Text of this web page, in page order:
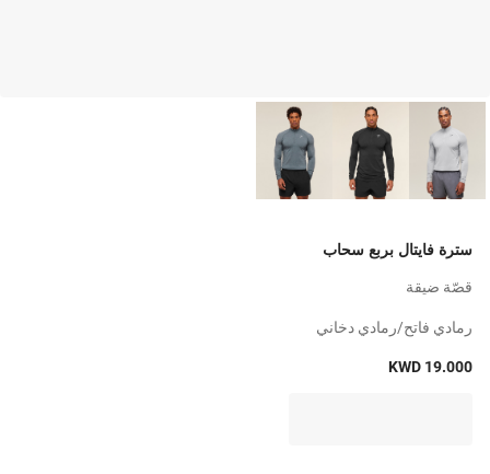
سترة فايتال بربع سحاب
قصّة ضيقة
رمادي فاتح/رمادي دخاني
KWD 19.000